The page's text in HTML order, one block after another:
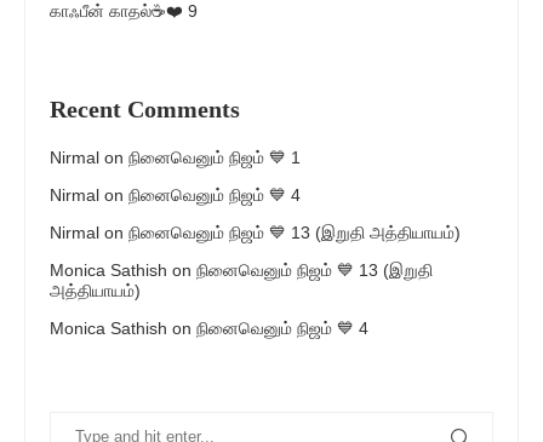
காஃபீன் காதல்☕❤️ 9
Recent Comments
Nirmal on நினைவெனும் நிஜம் 💙 1
Nirmal on நினைவெனும் நிஜம் 💙 4
Nirmal on நினைவெனும் நிஜம் 💙 13 (இறுதி அத்தியாயம்)
Monica Sathish on நினைவெனும் நிஜம் 💙 13 (இறுதி
அத்தியாயம்)
Monica Sathish on நினைவெனும் நிஜம் 💙 4